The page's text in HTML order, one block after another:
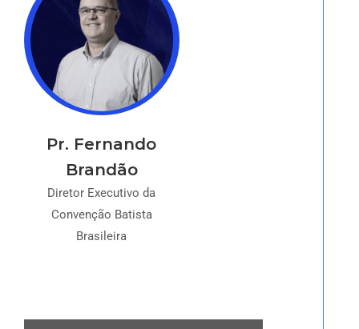
Pr. Fernando
Brandão
Diretor Executivo da
Convenção Batista
Brasileira